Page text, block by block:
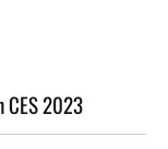
CES 2023